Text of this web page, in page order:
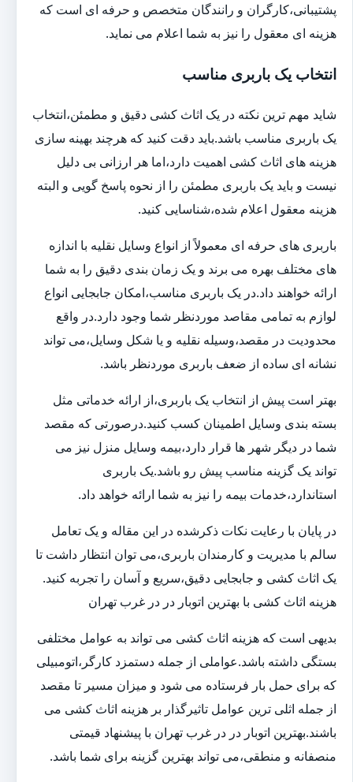
پشتیبانی،کارگران و رانندگان متخصص و حرفه ای است که
هزینه ای معقول را نیز به شما اعلام می نماید.
انتخاب یک باربری مناسب
شاید مهم ترین نکته در یک اثاث کشی دقیق و مطمئن،انتخاب
یک باربری مناسب باشد.باید دقت کنید که هرچند بهینه سازی
هزینه های اثاث کشی اهمیت دارد،اما هر ارزانی بی دلیل
نیست و باید یک باربری مطمئن را از نحوه پاسخ گویی و البته
هزینه معقول اعلام شده،شناسایی کنید.
باربری های حرفه ای معمولاً از انواع وسایل نقلیه با اندازه
های مختلف بهره می برند و یک زمان بندی دقیق را به شما
ارائه خواهند داد.در یک باربری مناسب،امکان جابجایی انواع
لوازم به تمامی مقاصد موردنظر شما وجود دارد.در واقع
محدودیت در مقصد،وسیله نقلیه و یا شکل وسایل،می تواند
نشانه ای ساده از ضعف باربری موردنظر باشد.
بهتر است پیش از انتخاب یک باربری،از ارائه خدماتی مثل
بسته بندی وسایل اطمینان کسب کنید.درصورتی که مقصد
شما در دیگر شهر ها قرار دارد،بیمه وسایل منزل نیز می
تواند یک گزینه مناسب پیش رو باشد.یک باربری
استاندارد،خدمات بیمه را نیز به شما ارائه خواهد داد.
در پایان با رعایت نکات ذکرشده در این مقاله و یک تعامل
سالم با مدیریت و کارمندان باربری،می توان انتظار داشت تا
یک اثاث کشی و جابجایی دقیق،سریع و آسان را تجربه کنید.
هزینه اثاث کشی با بهترین اتوبار در در غرب تهران
بدیهی است که هزینه اثاث کشی می تواند به عوامل مختلفی
بستگی داشته باشد.عواملی از جمله دستمزد کارگر،اتومبیلی
که برای حمل بار فرستاده می شود و میزان مسیر تا مقصد
از جمله اثلی ترین عوامل تاثیرگذار بر هزینه اثاث کشی می
باشند.بهترین اتوبار در در غرب تهران با پیشنهاد قیمتی
منصفانه و منطقی،می تواند بهترین گزینه برای شما باشد.